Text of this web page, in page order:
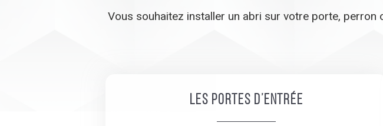
Vous souhaitez installer un abri sur votre porte,
Les portes d’entrée